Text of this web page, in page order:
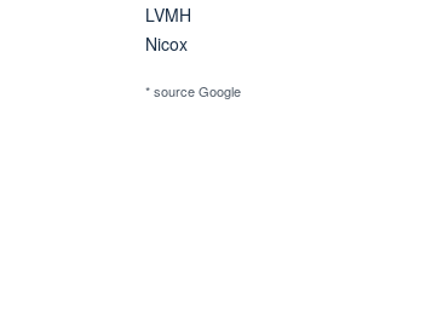
LVMH
Nicox
* source Google